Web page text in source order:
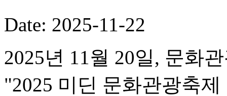
Date: 2025-11-22
2025년 11월 20일, 문화
"2025 미딘 문화관광축